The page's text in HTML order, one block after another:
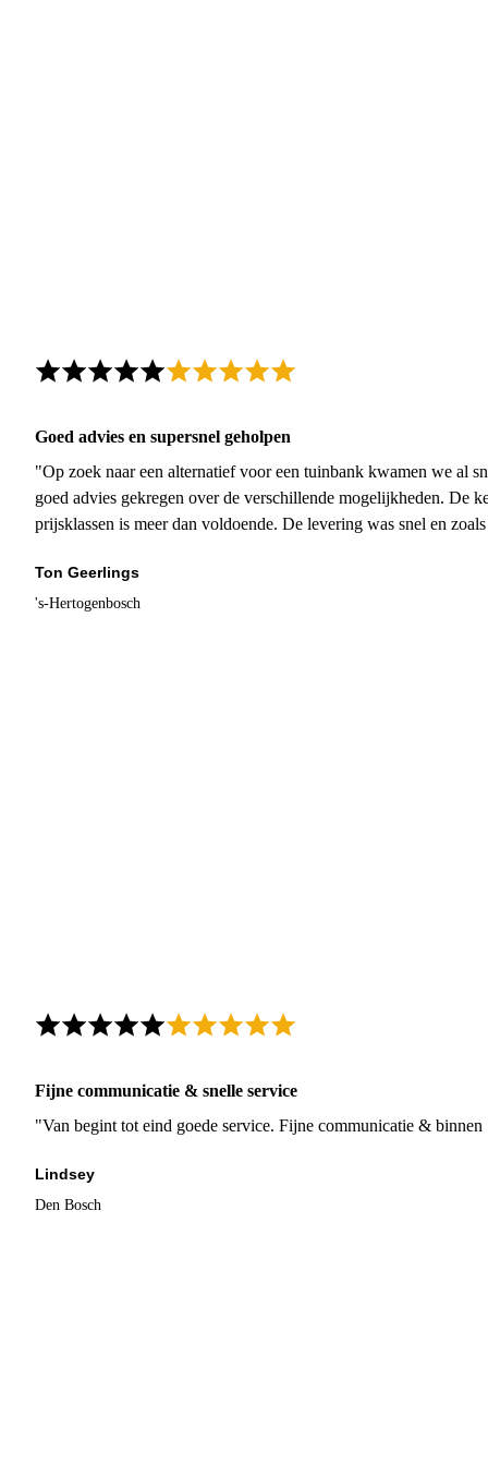
Goed advies en supersnel geholpen
"Op zoek naar een alternatief voor een tuinbank kwamen we al
goed advies gekregen over de verschillende mogelijkheden. De
prijsklassen is meer dan voldoende. De levering was snel en
Ton Geerlings
's-Hertogenbosch
Fijne communicatie & snelle service
"Van begint tot eind goede service. Fijne communicatie &
Lindsey
Den Bosch